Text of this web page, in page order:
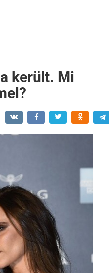
került. Mi